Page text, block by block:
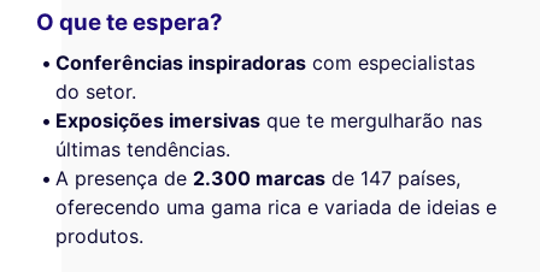
O que te espera?
Conferências inspiradoras com especialistas
do setor.
Exposições imersivas que te mergulharão nas
últimas tendências.
A presença de 2.300 marcas de 147 países,
oferecendo uma gama rica e variada de ideias e
produtos.